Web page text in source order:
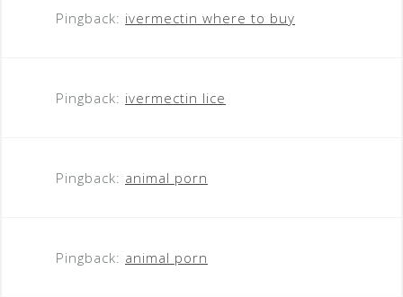
Pingback: ivermectin where to buy
Pingback: ivermectin lice
Pingback: animal porn
Pingback: animal porn